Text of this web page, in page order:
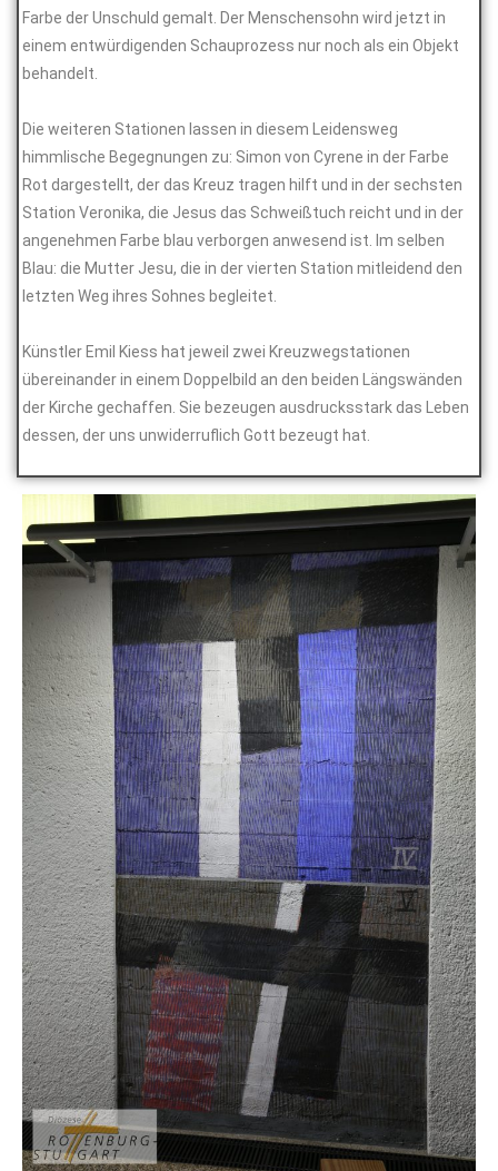
Farbe der Unschuld gemalt. Der Menschensohn wird jetzt in
einem entwürdigenden Schauprozess nur noch als ein Objekt
behandelt.
Die weiteren Stationen lassen in diesem Leidensweg
himmlische Begegnungen zu: Simon von Cyrene in der Farbe
Rot dargestellt, der das Kreuz tragen hilft und in der sechsten
Station Veronika, die Jesus das Schweißtuch reicht und in der
angenehmen Farbe blau verborgen anwesend ist. Im selben
Blau: die Mutter Jesu, die in der vierten Station mitleidend den
letzten Weg ihres Sohnes begleitet.
Künstler Emil Kiess hat jeweil zwei Kreuzwegstationen
übereinander in einem Doppelbild an den beiden Längswänden
der Kirche gechaffen. Sie bezeugen ausdrucksstark das Leben
dessen, der uns unwiderruflich Gott bezeugt hat.